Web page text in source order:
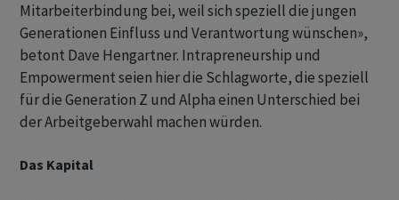
Mitarbeiterbindung bei, weil sich speziell die jungen
Generationen Einfluss und Verantwortung wünschen»,
betont Dave Hengartner. Intrapreneurship und
Empowerment seien hier die Schlagworte, die speziell
für die Generation Z und Alpha einen Unterschied bei
der Arbeitgeberwahl machen würden.
Das Kapital